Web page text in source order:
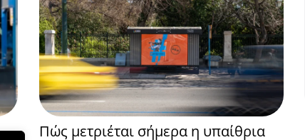
Πώς μετριέται σήμερα η υπαίθρια